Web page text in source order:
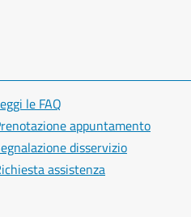
le FAQ
appuntamento
disservizio
assistenza